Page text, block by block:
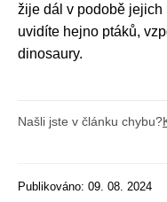
žije dál v podobě jejich
uvidíte hejno ptáků,
dinosaury.
Našli jste v článku chybu?
Publikováno: 09. 08. 2024